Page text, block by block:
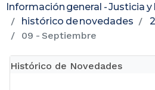
Información general - Justicia y
histórico de novedades
09 - Septiembre
Histórico de Novedades